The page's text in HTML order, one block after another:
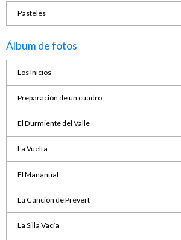
Pasteles
Álbum de fotos
Los Inicios
Preparación de un cuadro
El Durmiente del Valle
La Vuelta
El Manantial
La Canción de Prévert
La Silla Vacía